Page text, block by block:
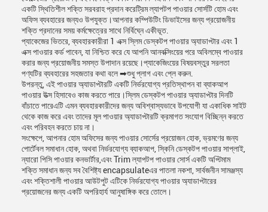
একটি স্থিতিশীল শক্তি সরবরাহ প্রদান করেট্রিম ল্যাপটপ পাওয়ার সোর্সটি হোম এবং
অফিস ব্যবহারের জন্যও উপযুক্ত।আপনার কম্পিউটিং ডিভাইসের জন্য প্রয়োজনীয়
শক্তি প্রদানের সময় কর্মক্ষেত্রের সাথে নির্বিঘ্নে একীভূত.
প্যাকেজের ভিতরে, ব্যবহারকারীরা 1 এক্স স্লিম ডেস্কটপ পাওয়ার অ্যাডাপ্টার এবং 1
এক্স পাওয়ার কর্ড পাবেন, যা নিশ্চিত করে যে আপনি আনবক্সিংয়ের পরে অবিলম্বে পাওয়ার
করার জন্য প্রয়োজনীয় সমস্ত উপাদান রয়েছে।প্যাকেজিংয়ের বিষয়বস্তুর সরলতা
পণ্যটির ব্যবহারের সহজতার কথা বলে ➡শুধু প্লাগ এবং প্লে করুন.
উপরন্তু, এই পাওয়ার অ্যাডাপ্টারটি একটি নির্ভরযোগ্য প্রতিস্থাপন বা ব্যাকআপ
পাওয়ার উত্স হিসাবেও কাজ করতে পারে।স্লিম ডেস্কটপ পাওয়ার অ্যাডাপ্টার দিনটি
বাঁচাতে পারেএটি এমন ব্যবহারকারীদের জন্য অবিশ্বাস্যভাবে উপযোগী যা একাধিক সাইট
থেকে কাজ করে এবং তাদের মূল পাওয়ার অ্যাডাপ্টারটি ক্রমাগত সংযোগ বিচ্ছিন্ন করতে
এবং পরিবহন করতে চায় না।
সংক্ষেপে, আপনার হোম অফিসের জন্য পাওয়ার সোর্সের প্রয়োজন হোক, ভ্রমণের জন্য
পোর্টেবল সমাধান হোক, অথবা নির্ভরযোগ্য ব্যাকআপ, স্কিনি ডেস্কটপ পাওয়ার সাপ্লাই,
ন্যারো পিসি পাওয়ার কনভার্টার,এবং Trim ল্যাপটপ পাওয়ার সোর্স একটি অপ্টিমাম
শক্তি সমাধান জন্য সব বৈশিষ্ট্য encapsulateএর পাতলা নকশা, সার্বজনীন সামঞ্জস্য
এবং শক্তিশালী পাওয়ার আউটপুট এটিকে নির্ভরযোগ্য পাওয়ার অ্যাডাপ্টারের
প্রয়োজনের জন্য একটি অপরিহার্য আনুষাঙ্গিক করে তোলে।